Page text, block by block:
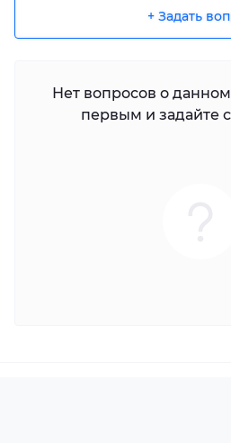
+ Задать
Нет вопросов о данном
первым и задайте